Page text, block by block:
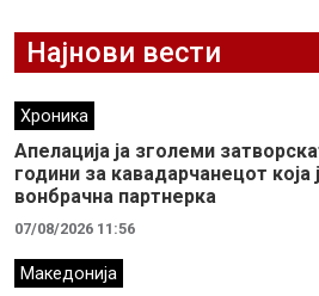
Најнови вести
Хроника
Апелација ја зголеми
години за кавадарчанецот која
вонбрачна партнерка
07/08/2026 11:56
Македонија